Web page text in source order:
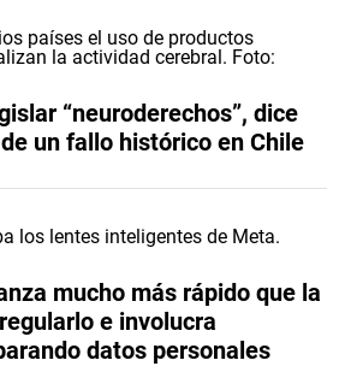
“neuroderechos”, dice
un fallo histórico en Chile
mucho más rápido que la
e involucra
datos personales